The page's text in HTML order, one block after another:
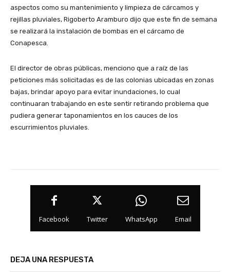
aspectos como su mantenimiento y limpieza de cárcamos y
rejillas pluviales, Rigoberto Aramburo dijo que este fin de semana
se realizará la instalación de bombas en el cárcamo de
Conapesca.
El director de obras públicas, menciono que a raíz de las
peticiones más solicitadas es de las colonias ubicadas en zonas
bajas, brindar apoyo para evitar inundaciones, lo cual
continuaran trabajando en este sentir retirando problema que
pudiera generar taponamientos en los cauces de los
escurrimientos pluviales.
Facebook Twitter WhatsApp Email
DEJA UNA RESPUESTA